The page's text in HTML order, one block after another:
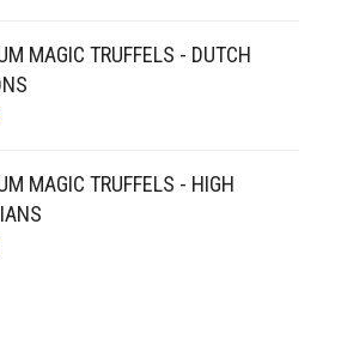
MAGIC TRUFFELS - DUTCH
MAGIC TRUFFELS - HIGH